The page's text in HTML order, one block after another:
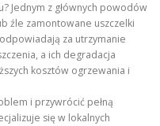
Jednym z głównych powodów
źle zamontowane uszczelki
za utrzymanie
a ich degradacja
kosztów ogrzewania i
i przywrócić pełną
się w lokalnych